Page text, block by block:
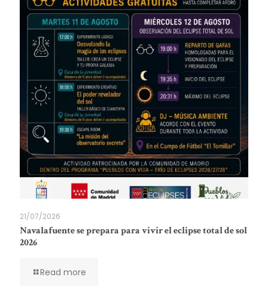
21/07/2026
Navalafuente se prepara para vivir el eclipse total de sol
2026
Read more